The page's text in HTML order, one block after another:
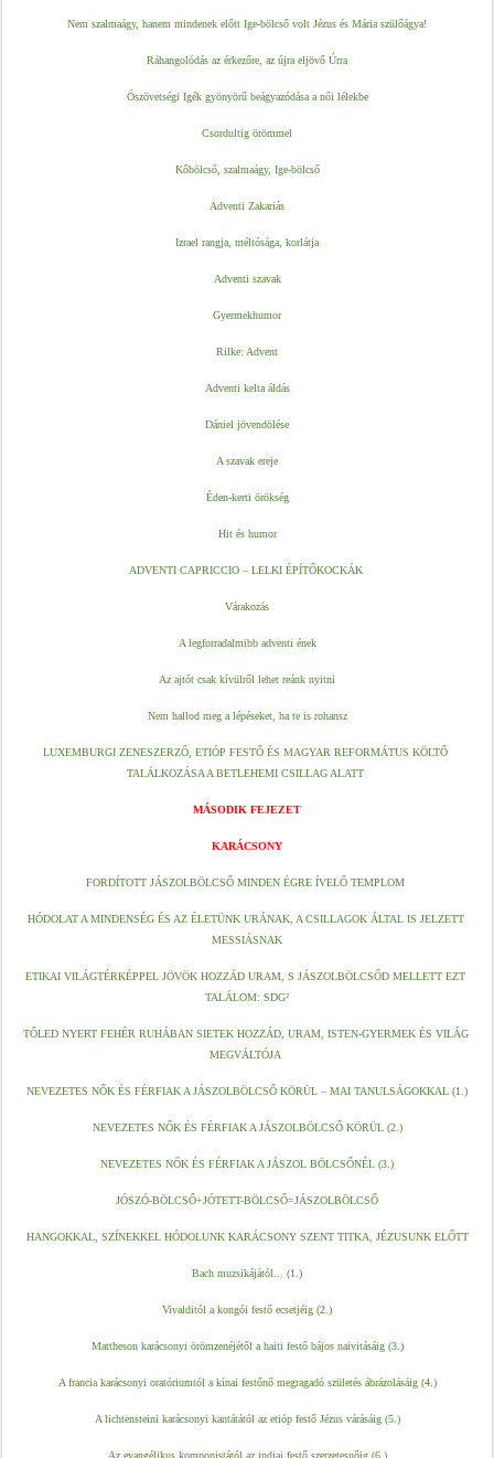
Nem szalmaágy, hanem mindenek előtt Ige-bölcső volt Jézus és Mária szülőágya!
Ráhangolódás az érkezőre, az újra eljövő Úrra
Ószövetségi Igék gyönyörű beágyazódása a női lélekbe
Csordultig örömmel
Kőbölcső, szalmaágy, Ige-bölcső
Adventi Zakariás
Izrael rangja, méltósága, korlátja
Adventi szavak
Gyermekhumor
Rilke: Advent
Adventi kelta áldás
Dániel jövendölése
A szavak ereje
Éden-kerti örökség
Hit és humor
ADVENTI CAPRICCIO – LELKI ÉPÍTŐKOCKÁK
Várakozás
A legforradalmibb adventi ének
Az ajtót csak kívülről lehet reánk nyitni
Nem hallod meg a lépéseket, ha te is rohansz
LUXEMBURGI ZENESZERZŐ, ETIÓP FESTŐ ÉS MAGYAR REFORMÁTUS KÖLTŐ
TALÁLKOZÁSA A BETLEHEMI CSILLAG ALATT
MÁSODIK FEJEZET
KARÁCSONY
FORDÍTOTT JÁSZOLBÖLCSŐ MINDEN ÉGRE ÍVELŐ TEMPLOM
HÓDOLAT A MINDENSÉG ÉS AZ ÉLETÜNK URÁNAK, A CSILLAGOK ÁLTAL IS JELZETT
MESSIÁSNAK
ETIKAI VILÁGTÉRKÉPPEL JÖVÖK HOZZÁD URAM, S JÁSZOLBÖLCSŐD MELLETT EZT
TALÁLOM: SDG²
TŐLED NYERT FEHÉR RUHÁBAN SIETEK HOZZÁD, URAM, ISTEN-GYERMEK ÉS VILÁG
MEGVÁLTÓJA
NEVEZETES NŐK ÉS FÉRFIAK A JÁSZOLBÖLCSŐ KÖRÜL – MAI TANULSÁGOKKAL (1.)
NEVEZETES NŐK ÉS FÉRFIAK A JÁSZOLBÖLCSŐ KÖRÜL (2.)
NEVEZETES NŐK ÉS FÉRFIAK A JÁSZOL BÖLCSŐNÉL (3.)
JÓSZÓ-BÖLCSŐ+JÓTETT-BÖLCSŐ=JÁSZOLBÖLCSŐ
HANGOKKAL, SZÍNEKKEL HÓDOLUNK KARÁCSONY SZENT TITKA, JÉZUSUNK ELŐTT
Bach muzsikájától (1.)
Vivalditól a kongói festő ecsetjéig (2.)
Mattheson karácsonyi örömzenéjétől a haiti festő bájos naivitásáig (3.)
A francia karácsonyi oratóriumtól a kínai festőnő megragadó születés ábrázolásáig (4.)
A lichtensteini karácsonyi kantátától az etióp festő Jézus várásáig (5.)
Az evangélikus komponistától az indiai festő szerzetesnőig (6.)